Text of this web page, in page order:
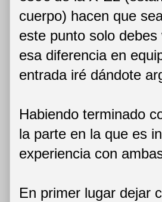
cuerpo) hacen que
este punto solo
esa diferencia en
entrada iré dándote
Habiendo terminado
la parte en la que es
experiencia con
En primer lugar dejar